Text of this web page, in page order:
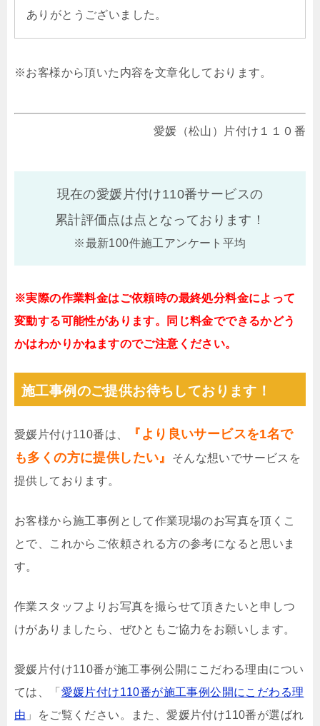
ありがとうございました。
※お客様から頂いた内容を文章化しております。
愛媛（松山）片付け１１０番
現在の愛媛片付け110番サービスの
累計評価点は点となっております！
※最新100件施工アンケート平均
※実際の作業料金はご依頼時の最終処分料金によって
変動する可能性があります。同じ料金でできるかどう
かはわかりかねますのでご注意ください。
施工事例のご提供お待ちしております！
愛媛片付け110番は、
『より良いサービスを1名で
も多くの方に提供したい』
そんな想いでサービスを
提供しております。
お客様から施工事例として作業現場のお写真を頂くこ
とで、これからご依頼される方の参考になると思いま
す。
作業スタッフよりお写真を撮らせて頂きたいと申しつ
けがありましたら、ぜひともご協力をお願いします。
愛媛片付け110番が施工事例公開にこだわる理由につい
ては、「 愛媛片付け110番が施工事例公開にこだわる理
由 」をご覧ください。また、愛媛片付け110番が選ばれ